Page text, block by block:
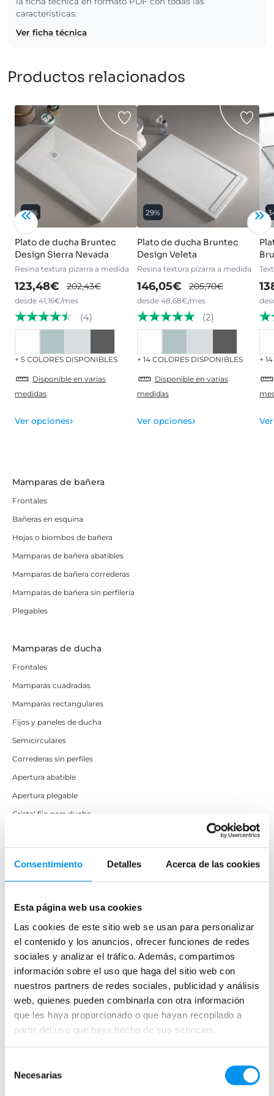
Consentimiento Detalles Acerca de las cookies
Esta página web usa cookies
Las cookies de este sitio web se usan para personalizar
el contenido y los anuncios, ofrecer funciones de redes
sociales y analizar el tráfico. Además, compartimos
información sobre el uso que haga del sitio web con
nuestros partners de redes sociales, publicidad y análisis
web, quienes pueden combinarla con otra información
que les haya proporcionado o que hayan recopilado a
partir del uso que haya hecho de sus servicios.
Necesarias
características.
Ver ficha técnica
Productos relacionados
39%
Plato de ducha Bruntec
Design Sierra Nevada
Resina textura pizarra a medida
123,48€ 202,43€
desde 41,16€/mes
(4)
+ 5 COLORES DISPONIBLES
Disponible en varias
medidas
Ver opciones›
29%
Plato de ducha Bruntec
Design Veleta
Resina textura pizarra a medida
146,05€ 205,70€
desde 48,68€/mes
(2)
+ 14 COLORES DISPONIBLES
Disponible en varias
medidas
Ver opciones›
+
Mamparas de bañera
Frontales
Bañeras en esquina
Hojas o biombos de bañera
Mamparas de bañera abatibles
Mamparas de bañera correderas
Mamparas de bañera sin perfilería
Plegables
Mamparas de ducha
Frontales
Mamparas cuadradas
Mamparas rectangulares
Fijos y paneles de ducha
Semicirculares
Correderas sin perfiles
Apertura abatible
Apertura plegable
Cristal fijo para ducha
Mamparas doble hoja
Mamparas a ras de suelo
Mamparas de colores
Mamparas de perfilería aluminio plata brillo
Mamparas de ducha perfilería negra
Mamparas de perfilería blanca
Mamparas de perfilería oro rosa
Mamparas de perfilería dorada
Mamparas de ducha baratas con perfil negro